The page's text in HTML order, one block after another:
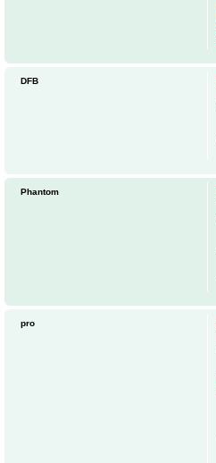
DFB
Phantom
pro